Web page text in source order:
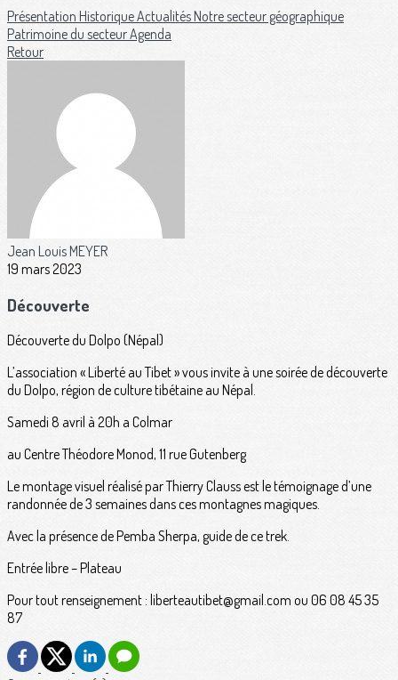
Présentation HistoriqueActualitésNotre secteur géographique
Patrimoine du secteurAgenda
Retour
Jean Louis MEYER
19 mars 2023
Découverte
Découverte du Dolpo (Népal)
L’association « Liberté au Tibet » vous invite à une soirée de découverte
du Dolpo, région de culture tibétaine au Népal.
Samedi 8 avril à 20h a Colmar
au Centre Théodore Monod, 11 rue Gutenberg
Le montage visuel réalisé par Thierry Clauss est le témoignage d’une
randonnée de 3 semaines dans ces montagnes magiques.
Avec la présence de Pemba Sherpa, guide de ce trek.
Entrée libre – Plateau
Pour tout renseignement : liberteautibet@gmail.com ou 06 08 45 35
87